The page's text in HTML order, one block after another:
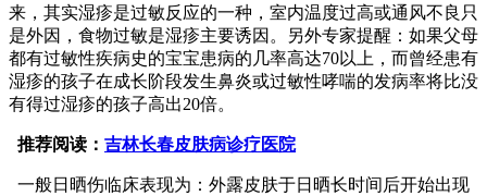
来，其实湿疹是过敏反应的一种，室内温度过高或通风不良只
是外因，食物过敏是湿疹主要诱因。另外专家提醒：如果父母
都有过敏性疾病史的宝宝患病的几率高达70以上，而曾经患有
湿疹的孩子在成长阶段发生鼻炎或过敏性哮喘的发病率将比没
有得过湿疹的孩子高出20倍。
推荐阅读： 吉林长春皮肤病诊疗医院
一般日晒伤临床表现为：外露皮肤于日晒长时间后开始出现